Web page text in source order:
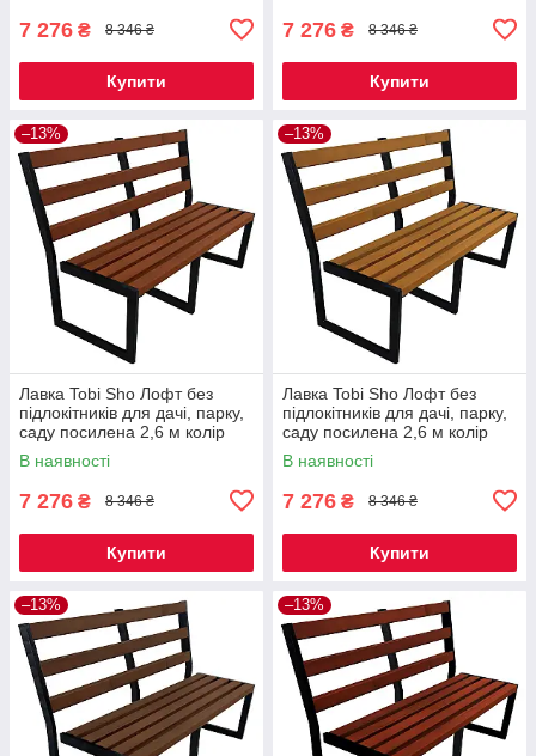
7 276 ₴ 8 346 ₴
Купити
7 276 ₴ 8 346 ₴
Купити
–13%
Лавка Tobi Sho Лофт без
підлокітників для дачі, парку,
саду посилена 2,6 м колір
макасар
В наявності
7 276 ₴ 8 346 ₴
Купити
–13%
Лавка Tobi Sho Лофт без
підлокітників для дачі, парку,
саду посилена 2,6 м колір
дуб
В наявності
7 276 ₴ 8 346 ₴
Купити
–13% –13%